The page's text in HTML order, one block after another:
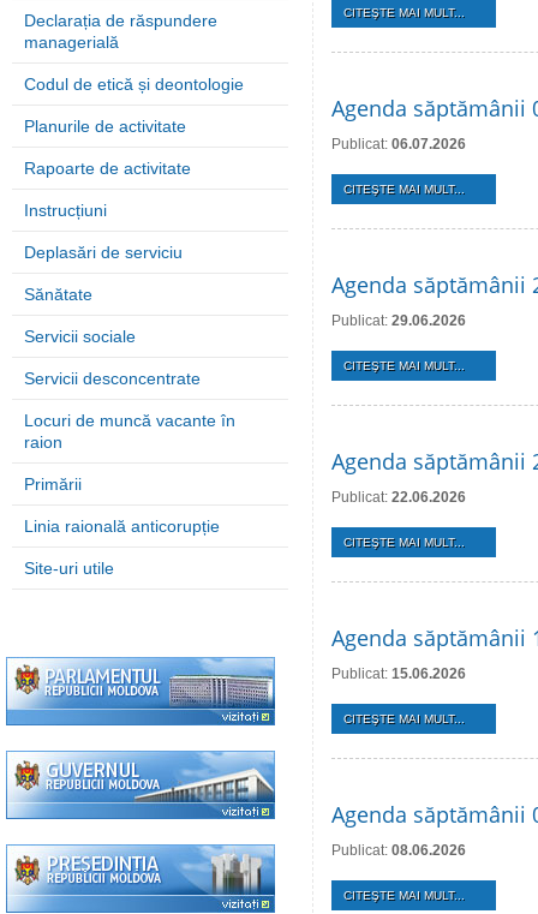
Declarația de răspundere
managerială
Codul de etică și deontologie
Planurile de activitate
Rapoarte de activitate
Instrucțiuni
Deplasări de serviciu
Sănătate
Servicii sociale
Servicii desconcentrate
Locuri de muncă vacante în
raion
Primării
Linia raională anticorupție
Site-uri utile
CITEŞTE MAI MULT...
Agenda săptămânii
Publicat: 06.07.2026
CITEŞTE MAI MULT...
Agenda săptămânii
Publicat: 29.06.2026
CITEŞTE MAI MULT...
Agenda săptămânii
Publicat: 22.06.2026
CITEŞTE MAI MULT...
Agenda săptămânii
Publicat: 15.06.2026
CITEŞTE MAI MULT...
Agenda săptămânii
Publicat: 08.06.2026
CITEŞTE MAI MULT...